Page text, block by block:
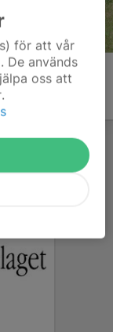
för att vår
De används
oss att